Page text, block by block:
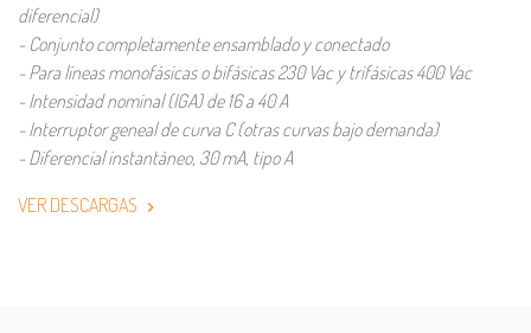
diferencial)
- Conjunto completamente ensamblado y conectado
- Para líneas monofásicas o bifásicas 230 Vac y trifásicas 400 Vac
- Intensidad nominal (IGA) de 16 a 40 A
- Interruptor geneal de curva C (otras curvas bajo demanda)
- Diferencial instantáneo, 30 mA, tipo A
VER DESCARGAS